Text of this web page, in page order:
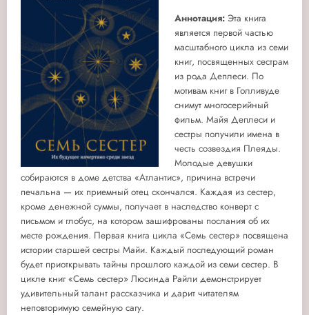
Аннотация: Эта книга
является первой частью
масштабного цикла из семи
книг, посвященных сестрам
из рода Деплеси. По
мотивам книг в Голливуде
снимут многосерийный
фильм. Майя Деплеси и
сестры получили имена в
честь созвездия Плеяды.
Молодые девушки
собираются в доме детства «Атлантис», причина встречи
печальна — их приемный отец скончался. Каждая из сестер,
кроме денежной суммы, получает в наследство конверт с
письмом и глобус, на котором зашифрованы послания об их
месте рождения. Первая книга цикла «Семь сестер» посвящена
истории старшей сестры Майи. Каждый последующий роман
будет приоткрывать тайны прошлого каждой из семи сестер. В
цикле книг «Семь сестер» Люсинда Райли демонстрирует
удивительный талант рассказчика и дарит читателям
неповторимую семейную сагу.